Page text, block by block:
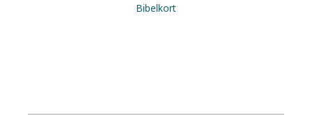
Bibelkort